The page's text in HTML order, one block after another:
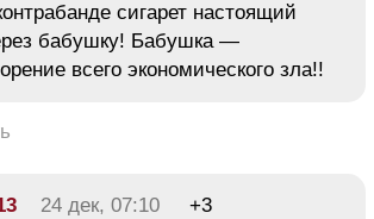
сигарет настоящий
бабушку! Бабушка —
всего экономического зла!!
24 дек, 07:10
+3